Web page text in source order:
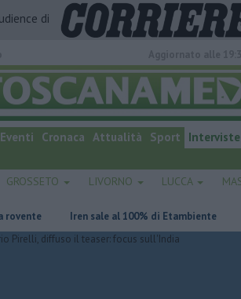
di
Eventi Cronaca Attualità Sport Interviste
GROSSETO LIVORNO LUCCA
Iren sale al 100% di Etambiente